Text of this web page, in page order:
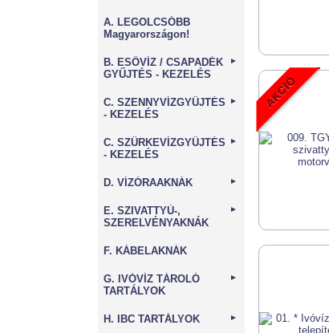
A. LEGOLCSÓBB
Magyarországon!
B. ESŐVÍZ / CSAPADÉK
GYŰJTÉS - KEZELÉS
►
C. SZENNYVÍZGYŰJTÉS
- KEZELÉS
►
C. SZÜRKEVÍZGYŰJTÉS
- KEZELÉS
►
D. VÍZÓRAAKNÁK ►
E. SZIVATTYÚ-,
SZERELVÉNYAKNÁK
►
F. KÁBELAKNÁK
G. IVÓVÍZ TÁROLÓ
TARTÁLYOK
►
H. IBC TARTÁLYOK ►